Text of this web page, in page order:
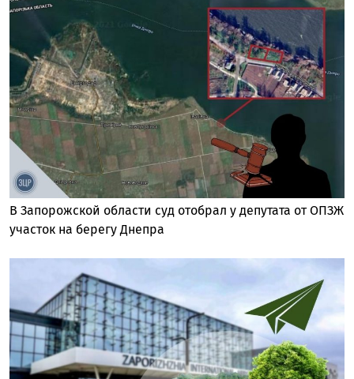
В Запорожской области суд отобрал у депутата от ОПЗЖ
участок на берегу Днепра